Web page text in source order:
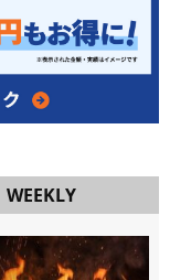
WEEKLY